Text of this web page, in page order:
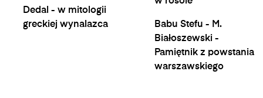
Dedal - w mitologii
greckiej wynalazca
Babu Stefu - M.
Białoszewski -
Pamiętnik z powstania
warszawskiego